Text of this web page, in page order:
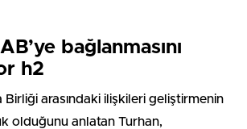
bağlanmasını
h2
arasındaki ilişkileri geliştirmenin
olduğunu anlatan Turhan,